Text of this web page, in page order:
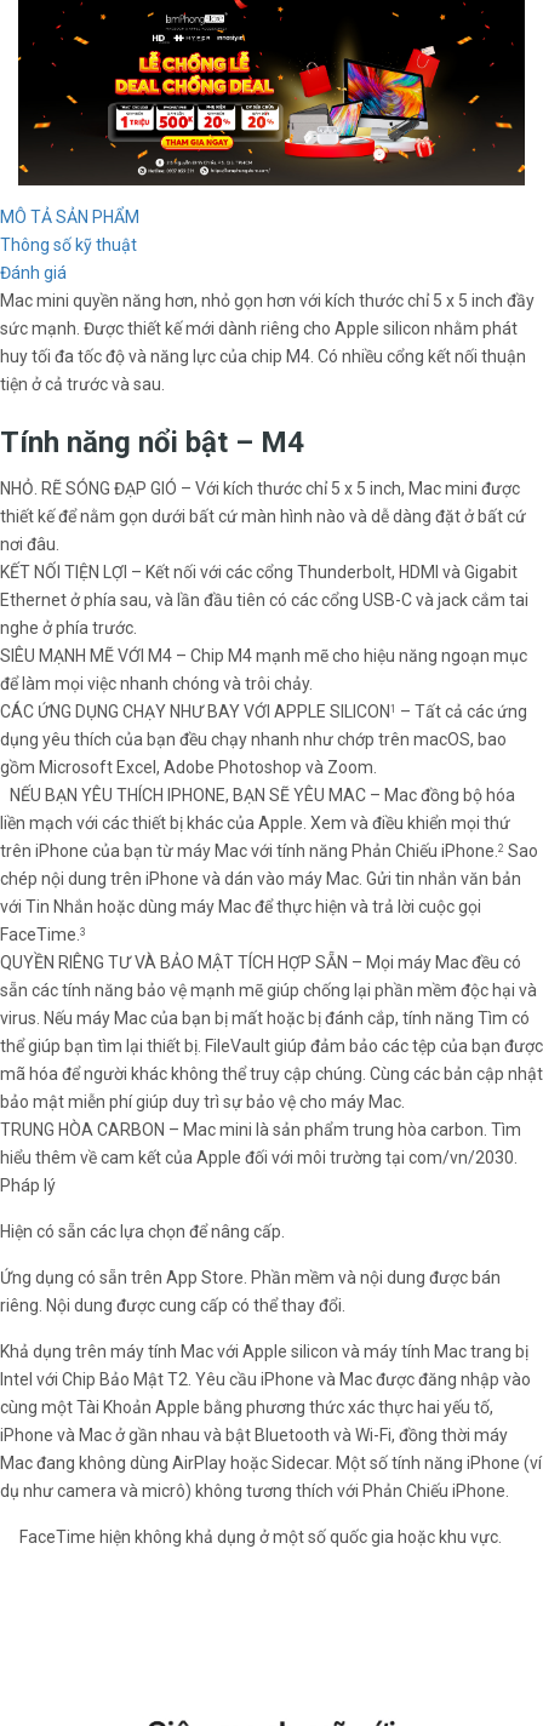
MÔ TẢ SẢN PHẨM
Thông số kỹ thuật
Đánh giá
Mac mini quyền năng hơn, nhỏ gọn hơn với kích thước chỉ 5 x 5 inch đầy
sức mạnh. Được thiết kế mới dành riêng cho Apple silicon nhằm phát
huy tối đa tốc độ và năng lực của chip M4. Có nhiều cổng kết nối thuận
tiện ở cả trước và sau.
Tính năng nổi bật – M4
NHỎ. RẼ SÓNG ĐẠP GIÓ – Với kích thước chỉ 5 x 5 inch, Mac mini được
thiết kế để nằm gọn dưới bất cứ màn hình nào và dễ dàng đặt ở bất cứ
nơi đâu.
KẾT NỐI TIỆN LỢI – Kết nối với các cổng Thunderbolt, HDMI và Gigabit
Ethernet ở phía sau, và lần đầu tiên có các cổng USB-C và jack cắm tai
nghe ở phía trước.
SIÊU MẠNH MẼ VỚI M4 – Chip M4 mạnh mẽ cho hiệu năng ngoạn mục
để làm mọi việc nhanh chóng và trôi chảy.
CÁC ỨNG DỤNG CHẠY NHƯ BAY VỚI APPLE SILICON 1
– Tất cả các ứng
dụng yêu thích của bạn đều chạy nhanh như chớp trên macOS, bao
gồm Microsoft Excel, Adobe Photoshop và Zoom.
NẾU BẠN YÊU THÍCH IPHONE, BẠN SẼ YÊU MAC – Mac đồng bộ hóa
liền mạch với các thiết bị khác của Apple. Xem và điều khiển mọi thứ
trên iPhone của bạn từ máy Mac với tính năng Phản Chiếu iPhone. 2 Sao
chép nội dung trên iPhone và dán vào máy Mac. Gửi tin nhắn văn bản
với Tin Nhắn hoặc dùng máy Mac để thực hiện và trả lời cuộc gọi
FaceTime. 3
QUYỀN RIÊNG TƯ VÀ BẢO MẬT TÍCH HỢP SẴN – Mọi máy Mac đều có
sẵn các tính năng bảo vệ mạnh mẽ giúp chống lại phần mềm độc hại và
virus. Nếu máy Mac của bạn bị mất hoặc bị đánh cắp, tính năng Tìm có
thể giúp bạn tìm lại thiết bị. FileVault giúp đảm bảo các tệp của bạn được
mã hóa để người khác không thể truy cập chúng. Cùng các bản cập nhật
bảo mật miễn phí giúp duy trì sự bảo vệ cho máy Mac.
TRUNG HÒA CARBON – Mac mini là sản phẩm trung hòa carbon. Tìm
hiểu thêm về cam kết của Apple đối với môi trường tại com/vn/2030.
Pháp lý
Hiện có sẵn các lựa chọn để nâng cấp.
Ứng dụng có sẵn trên App Store. Phần mềm và nội dung được bán
riêng. Nội dung được cung cấp có thể thay đổi.
Khả dụng trên máy tính Mac với Apple silicon và máy tính Mac trang bị
Intel với Chip Bảo Mật T2. Yêu cầu iPhone và Mac được đăng nhập vào
cùng một Tài Khoản Apple bằng phương thức xác thực hai yếu tố,
iPhone và Mac ở gần nhau và bật Bluetooth và Wi-Fi, đồng thời máy
Mac đang không dùng AirPlay hoặc Sidecar. Một số tính năng iPhone (ví
dụ như camera và micrô) không tương thích với Phản Chiếu iPhone.
­FaceTime hiện không khả dụng ở một số quốc gia hoặc khu vực.